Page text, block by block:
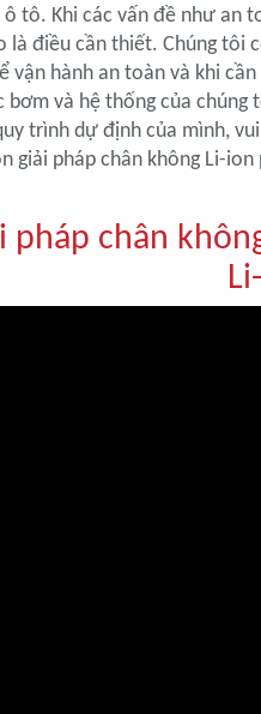
tô. Khi các vấn đề như
điều cần thiết. Chúng
hành an toàn và khi
bơm và hệ thống của
trình dự định của mình,
giải pháp chân không Li-
pháp chân